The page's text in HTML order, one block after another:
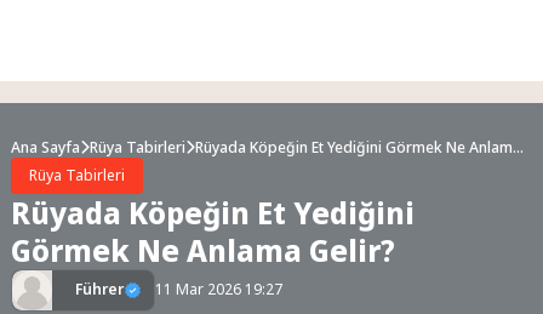
Ana Sayfa Rüya Tabirleri Rüyada Köpeğin Et Yediğini Görmek Ne Anlama
Rüya Tabirleri
Rüyada Köpeğin Et Yediğini
Görmek Ne Anlama Gelir?
Führer
11 Mar 2026 19:27